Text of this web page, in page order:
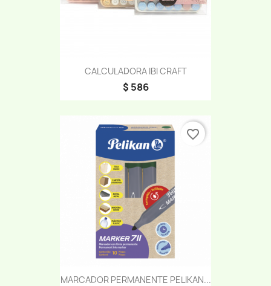
CALCULADORA IBI CRAFT
$ 586
MARCADOR PERMANENTE PELIKAN...
favorite_border